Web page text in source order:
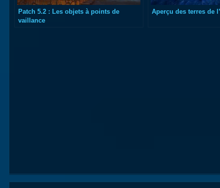
Patch 5.2 : Les objets à points de
vaillance
Aperçu des terres de